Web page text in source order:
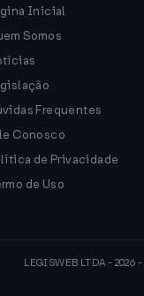
Inicial
Somos
Frequentes
Conosco
de Privacidade
de Uso
LEGISWEB LTDA -